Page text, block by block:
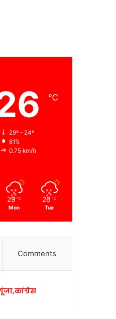
℃
29º - 24º
81%
0.75 km/h
29 ℃
Mon
26 ℃
Tue
Comments